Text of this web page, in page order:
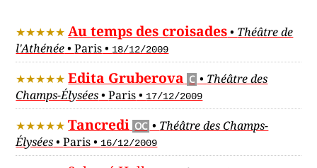
Au temps des croisades• Théâtre de
l'Athénée•Paris• 18/12/2009
Edita Gruberova C • Théâtre des
Champs-Élysées•Paris• 17/12/2009
Tancredi OC • Théâtre des Champs-
Élysées•Paris• 16/12/2009